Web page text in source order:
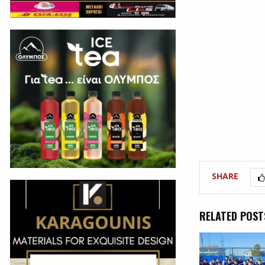
SHARE
RELATED